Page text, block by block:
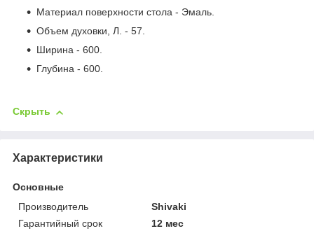
Материал поверхности стола - Эмаль.
Объем духовки, Л. - 57.
Ширина - 600.
Глубина - 600.
Скрыть
Характеристики
Основные
Производитель
Shivaki
Гарантийный срок
12 мес